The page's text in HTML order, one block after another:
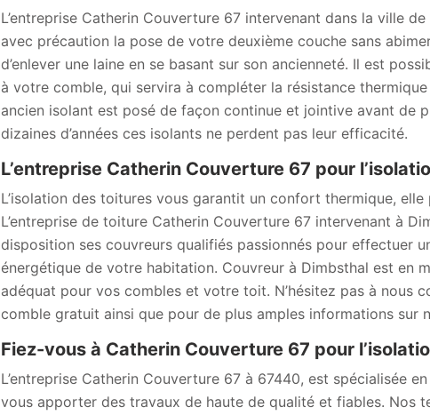
L’entreprise Catherin Couverture 67 intervenant dans la ville
avec précaution la pose de votre deuxième couche sans
d’enlever une laine en se basant sur son ancienneté. Il est
à votre comble, qui servira à compléter la résistance
ancien isolant est posé de façon continue et jointive avant de
dizaines d’années ces isolants ne perdent pas leur efficacité.
L’entreprise Catherin Couverture 67 pour
L’isolation des toitures vous garantit un confort thermique, elle
L’entreprise de toiture Catherin Couverture 67 intervenant à
disposition ses couvreurs qualifiés passionnés pour effectuer
énergétique de votre habitation. Couvreur à Dimbsthal est en
adéquat pour vos combles et votre toit. N’hésitez pas à nous
comble gratuit ainsi que pour de plus amples informations sur
Fiez-vous à Catherin Couverture 67 pour
L’entreprise Catherin Couverture 67 à 67440, est spécialisée
vous apporter des travaux de haute de qualité et fiables. Nos